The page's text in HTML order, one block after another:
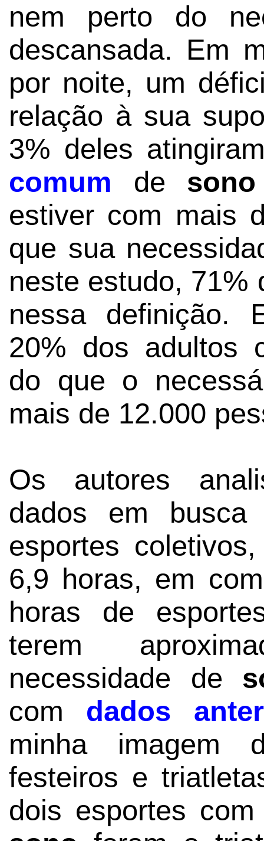
nem perto do
descansada. Em
por noite, um
relação à sua
3% deles
comum de sono
estiver com mais
que sua
neste estudo, 71%
nessa definição.
20% dos adultos
do que o
mais de 12.000
Os autores
dados em
esportes
6,9 horas, em
horas de
terem
necessidade de
com dados
minha imagem
festeiros e
dois esportes